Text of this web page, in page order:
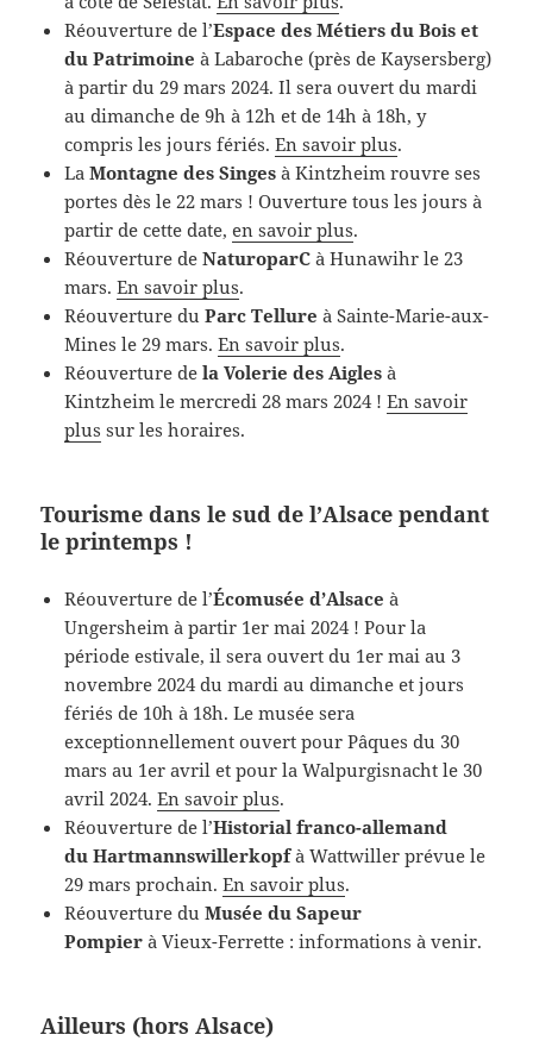
Réouverture de l’Espace des Métiers du Bois et
du Patrimoine à Labaroche (près de Kaysersberg)
à partir du 29 mars 2024. Il sera ouvert du mardi
au dimanche de 9h à 12h et de 14h à 18h, y
compris les jours fériés.En savoir plus.
La Montagne des Singes à Kintzheim rouvre ses
portes dès le 22 mars ! Ouverture tous les jours à
partir de cette date,en savoir plus.
Réouverture deNaturoparC à Hunawihr le 23
mars.En savoir plus.
Réouverture duParc Tellure à Sainte-Marie-aux-
Mines le 29 mars.En savoir plus.
Réouverture dela Volerie des Aigles à
Kintzheim le mercredi 28 mars 2024 !En savoir
plus sur les horaires.
Tourisme dans le sud de l’Alsace pendant
le printemps !
Réouverture de l’Écomusée d’Alsaceà
Ungersheim à partir 1er mai 2024 ! Pour la
période estivale, il sera ouvert du 1er mai au 3
novembre 2024 du mardi au dimanche et jours
fériés de 10h à 18h. Le musée sera
exceptionnellement ouvert pour Pâques du 30
mars au 1er avril et pour la Walpurgisnacht le 30
avril 2024.En savoir plus.
Réouverture de l’Historial franco-allemand
du Hartmannswillerkopfà Wattwiller prévue le
29 mars prochain.En savoir plus.
Réouverture duMusée du Sapeur
Pompier à Vieux-Ferrette : informations à venir.
Ailleurs (hors Alsace)